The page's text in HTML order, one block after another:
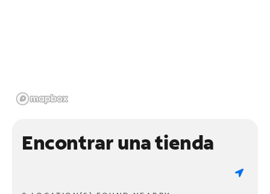
Encontrar una tienda